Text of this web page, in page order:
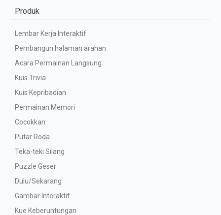
Produk
Lembar Kerja Interaktif
Pembangun halaman arahan
Acara Permainan Langsung
Kuis Trivia
Kuis Kepribadian
Permainan Memori
Cocokkan
Putar Roda
Teka-teki Silang
Puzzle Geser
Dulu/Sekarang
Gambar Interaktif
Kue Keberuntungan